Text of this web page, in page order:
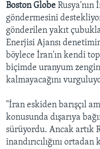
Boston Globe Rusya'nın
göndermesini
gönderilen yakıt
Enerjisi Ajansı
böylece İran'ın kendi
biçimde uranyum
kalmayacağını
"İran eskiden barışçıl
konusunda dışarıya
sürüyordu. Ancak artık
inandırıcılığını